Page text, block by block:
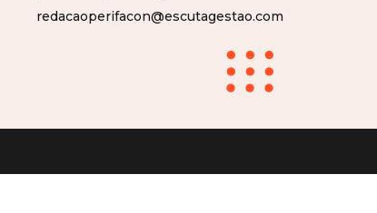
redacaoperifacon@escutagestao.com